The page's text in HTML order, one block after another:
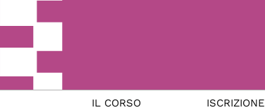
IL CORSO ISCRIZIONE